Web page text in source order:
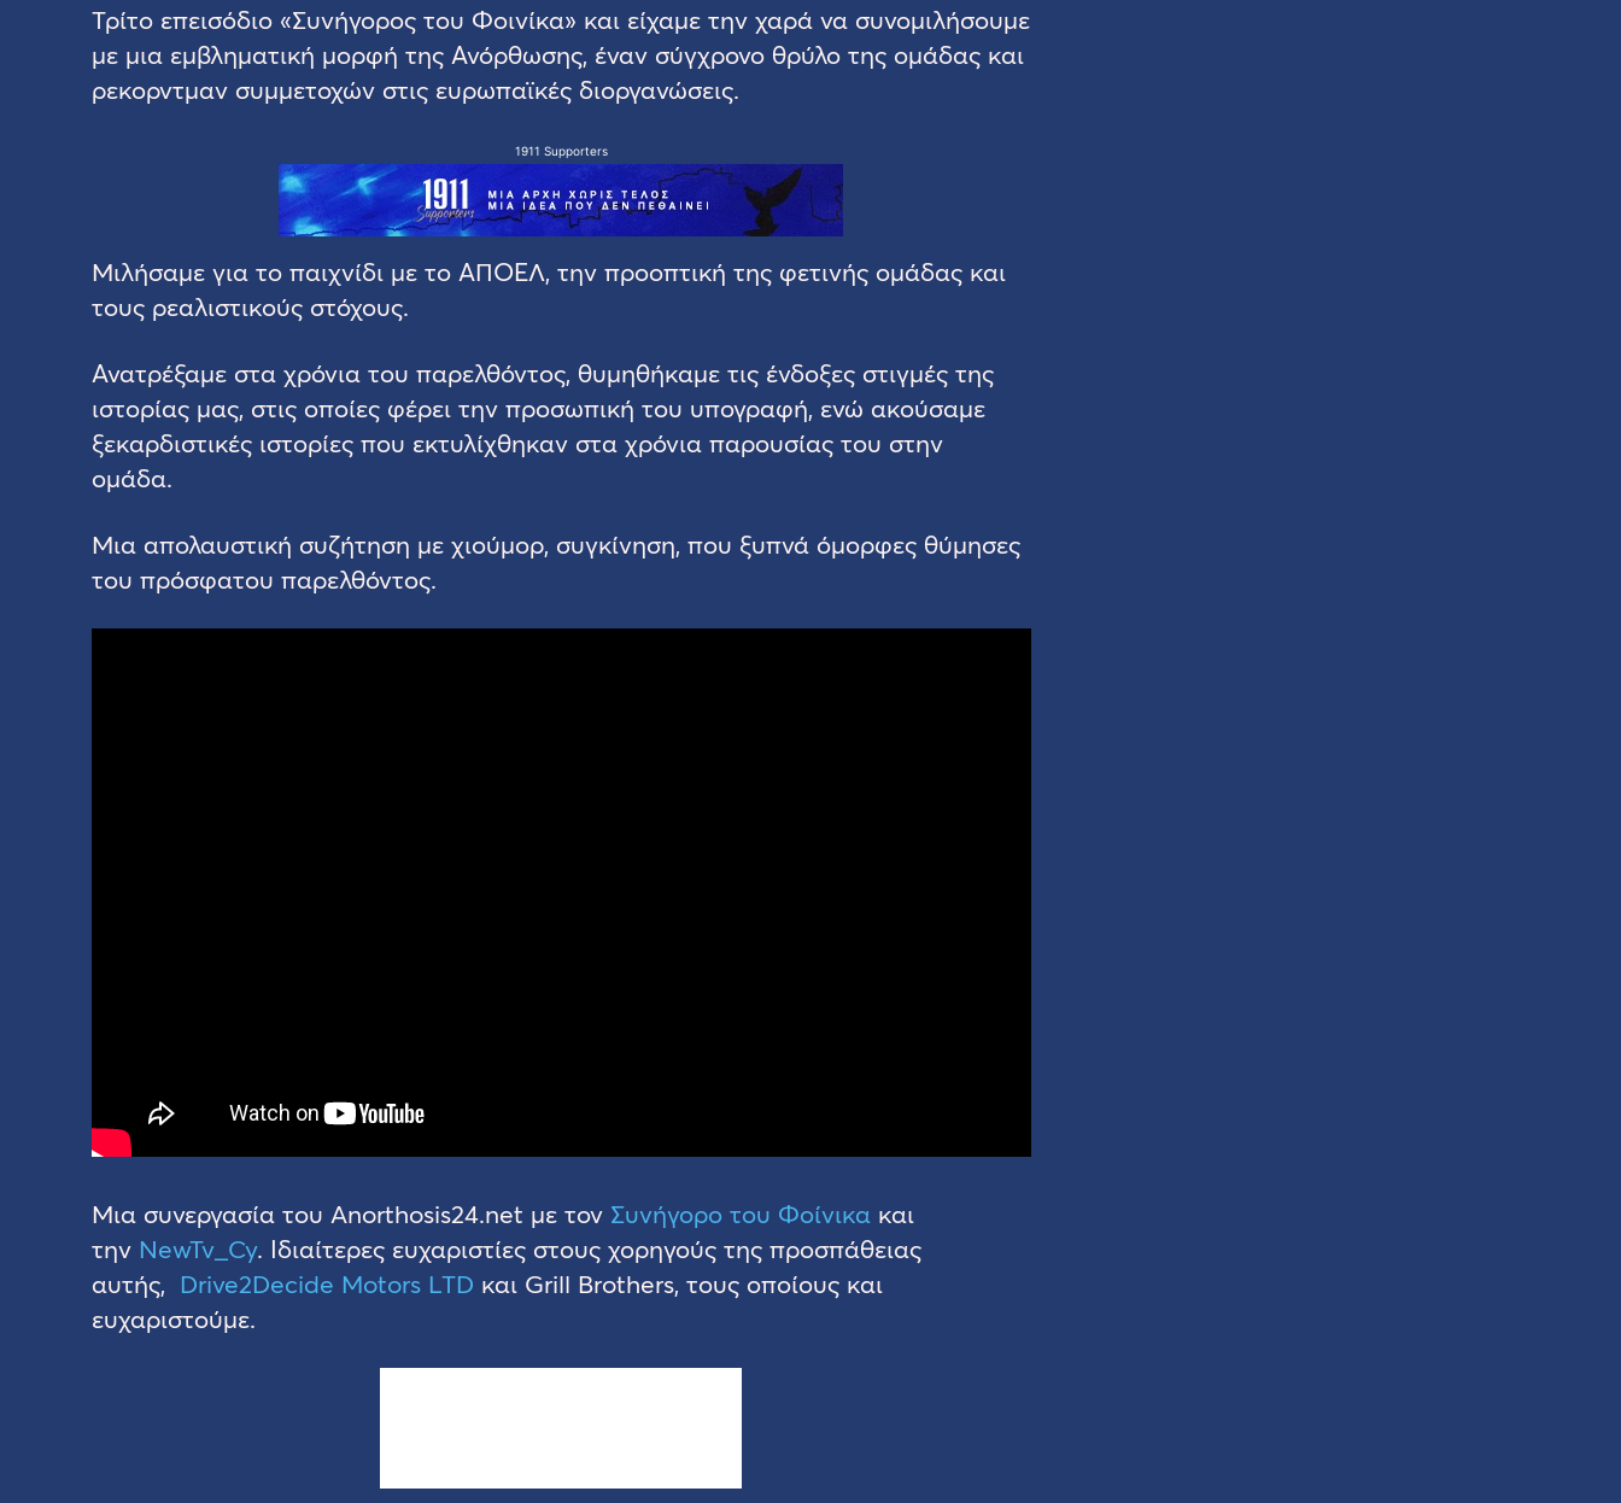
Τρίτο επεισόδιο «Συνήγορος του Φοινίκα» και είχαμε την χαρά να συνομιλήσουμε
με μια εμβληματική μορφή της Ανόρθωσης, έναν σύγχρονο θρύλο της ομάδας και
ρεκορντμαν συμμετοχών στις ευρωπαϊκές διοργανώσεις.
1911 Supporters
Μιλήσαμε για το παιχνίδι με το ΑΠΟΕΛ, την προοπτική της φετινής ομάδας και
τους ρεαλιστικούς στόχους.
Ανατρέξαμε στα χρόνια του παρελθόντος, θυμηθήκαμε τις ένδοξες στιγμές της
ιστορίας μας, στις οποίες φέρει την προσωπική του υπογραφή, ενώ ακούσαμε
ξεκαρδιστικές ιστορίες που εκτυλίχθηκαν στα χρόνια παρουσίας του στην
ομάδα.
Μια απολαυστική συζήτηση με χιούμορ, συγκίνηση, που ξυπνά όμορφες θύμησες
του πρόσφατου παρελθόντος.
Mια συνεργασία του Anorthosis24.net με τον Συνήγορο του Φοίνικα και
την NewTv_Cy. Ιδιαίτερες ευχαριστίες στους χορηγούς της προσπάθειας
αυτής, Drive2Decide Motors LTD και Grill Brothers, τους οποίους και
ευχαριστούμε.